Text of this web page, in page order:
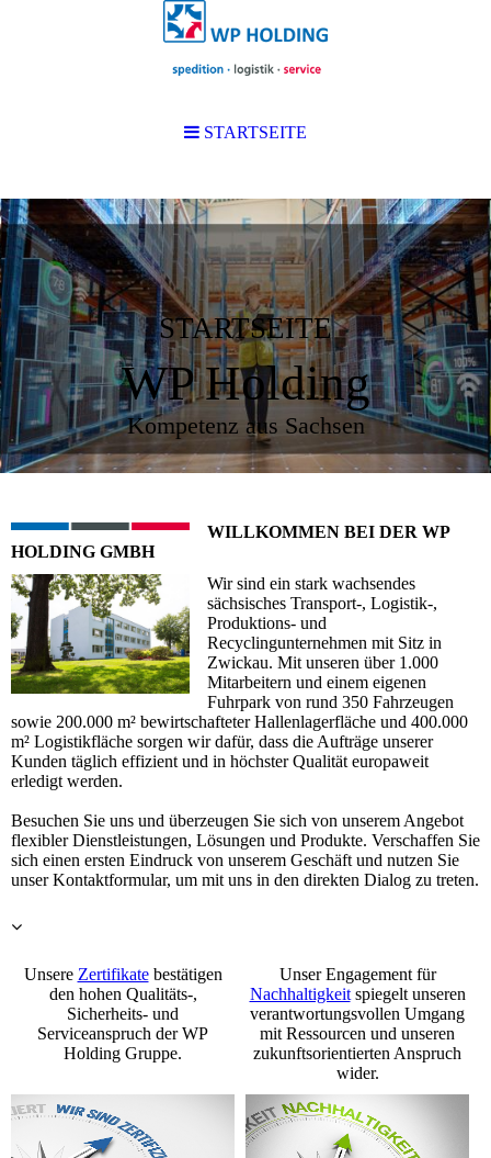
STARTSEITE
WP Holding
Kompetenz aus Sachsen
WILLKOMMEN BEI DER WP
HOLDING GMBH
Wir sind ein stark wachsendes
sächsisches Transport-, Logistik-,
Produktions- und
Recyclingunternehmen mit Sitz in
Zwickau. Mit unseren über 1.000
Mitarbeitern und einem eigenen
Fuhrpark von rund 350 Fahrzeugen
sowie 200.000 m² bewirtschafteter Hallenlagerfläche und 400.000
m² Logistikfläche sorgen wir dafür, dass die Aufträge unserer
Kunden täglich effizient und in höchster Qualität europaweit
erledigt werden.
Besuchen Sie uns und überzeugen Sie sich von unserem Angebot
flexibler Dienstleistungen, Lösungen und Produkte. Verschaffen Sie
sich einen ersten Eindruck von unserem Geschäft und nutzen Sie
unser Kontaktformular, um mit uns in den direkten Dialog zu treten.
Unsere Zertifikatebestätigen
den hohen Qualitäts-,
Sicherheits- und
Serviceanspruch der WP
Holding Gruppe.
Unser Engagement für
Nachhaltigkeitspiegelt unseren
verantwortungsvollen Umgang
mit Ressourcen und unseren
zukunftsorientierten Anspruch
wider.
STARTSEITE